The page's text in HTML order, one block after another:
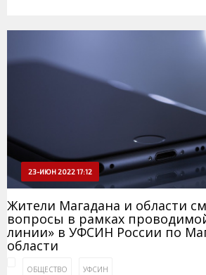
23-ИЮН 2022 17:12
Жители Магадана и области
вопросы в рамках
линии» в УФСИН России по
области
ОБЩЕСТВО УФСИН